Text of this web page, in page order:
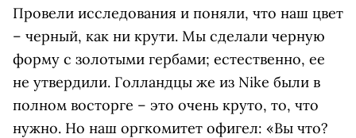
Провели исследования и поняли, что наш цвет
– черный, как ни крути. Мы сделали черную
форму с золотыми гербами; естественно, ее
не утвердили. Голландцы же из Nike были в
полном восторге – это очень круто, то, что
нужно. Но наш оргкомитет офигел: «Вы что?